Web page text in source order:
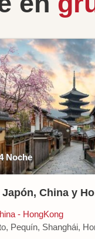
Noche
Japón, China y
- HongKong
Pequín, Shanghái,